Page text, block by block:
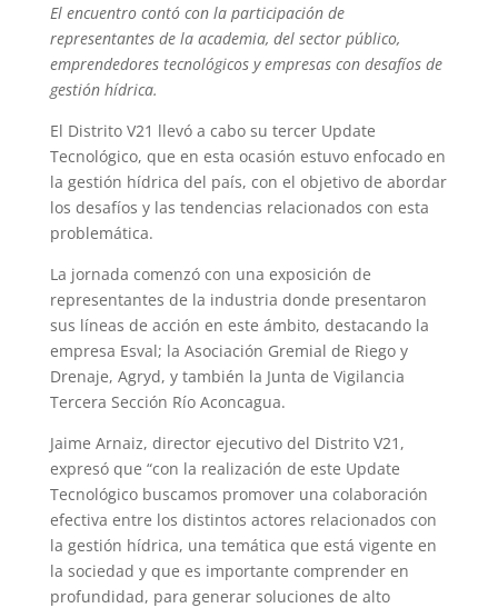
El encuentro contó con la participación de
representantes de la academia, del sector público,
emprendedores tecnológicos y empresas con desafíos de
gestión hídrica.
El Distrito V21 llevó a cabo su tercer Update
Tecnológico, que en esta ocasión estuvo enfocado en
la gestión hídrica del país, con el objetivo de abordar
los desafíos y las tendencias relacionados con esta
problemática.
La jornada comenzó con una exposición de
representantes de la industria donde presentaron
sus líneas de acción en este ámbito, destacando la
empresa Esval; la Asociación Gremial de Riego y
Drenaje, Agryd, y también la Junta de Vigilancia
Tercera Sección Río Aconcagua.
Jaime Arnaiz, director ejecutivo del Distrito V21,
expresó que “con la realización de este Update
Tecnológico buscamos promover una colaboración
efectiva entre los distintos actores relacionados con
la gestión hídrica, una temática que está vigente en
la sociedad y que es importante comprender en
profundidad, para generar soluciones de alto